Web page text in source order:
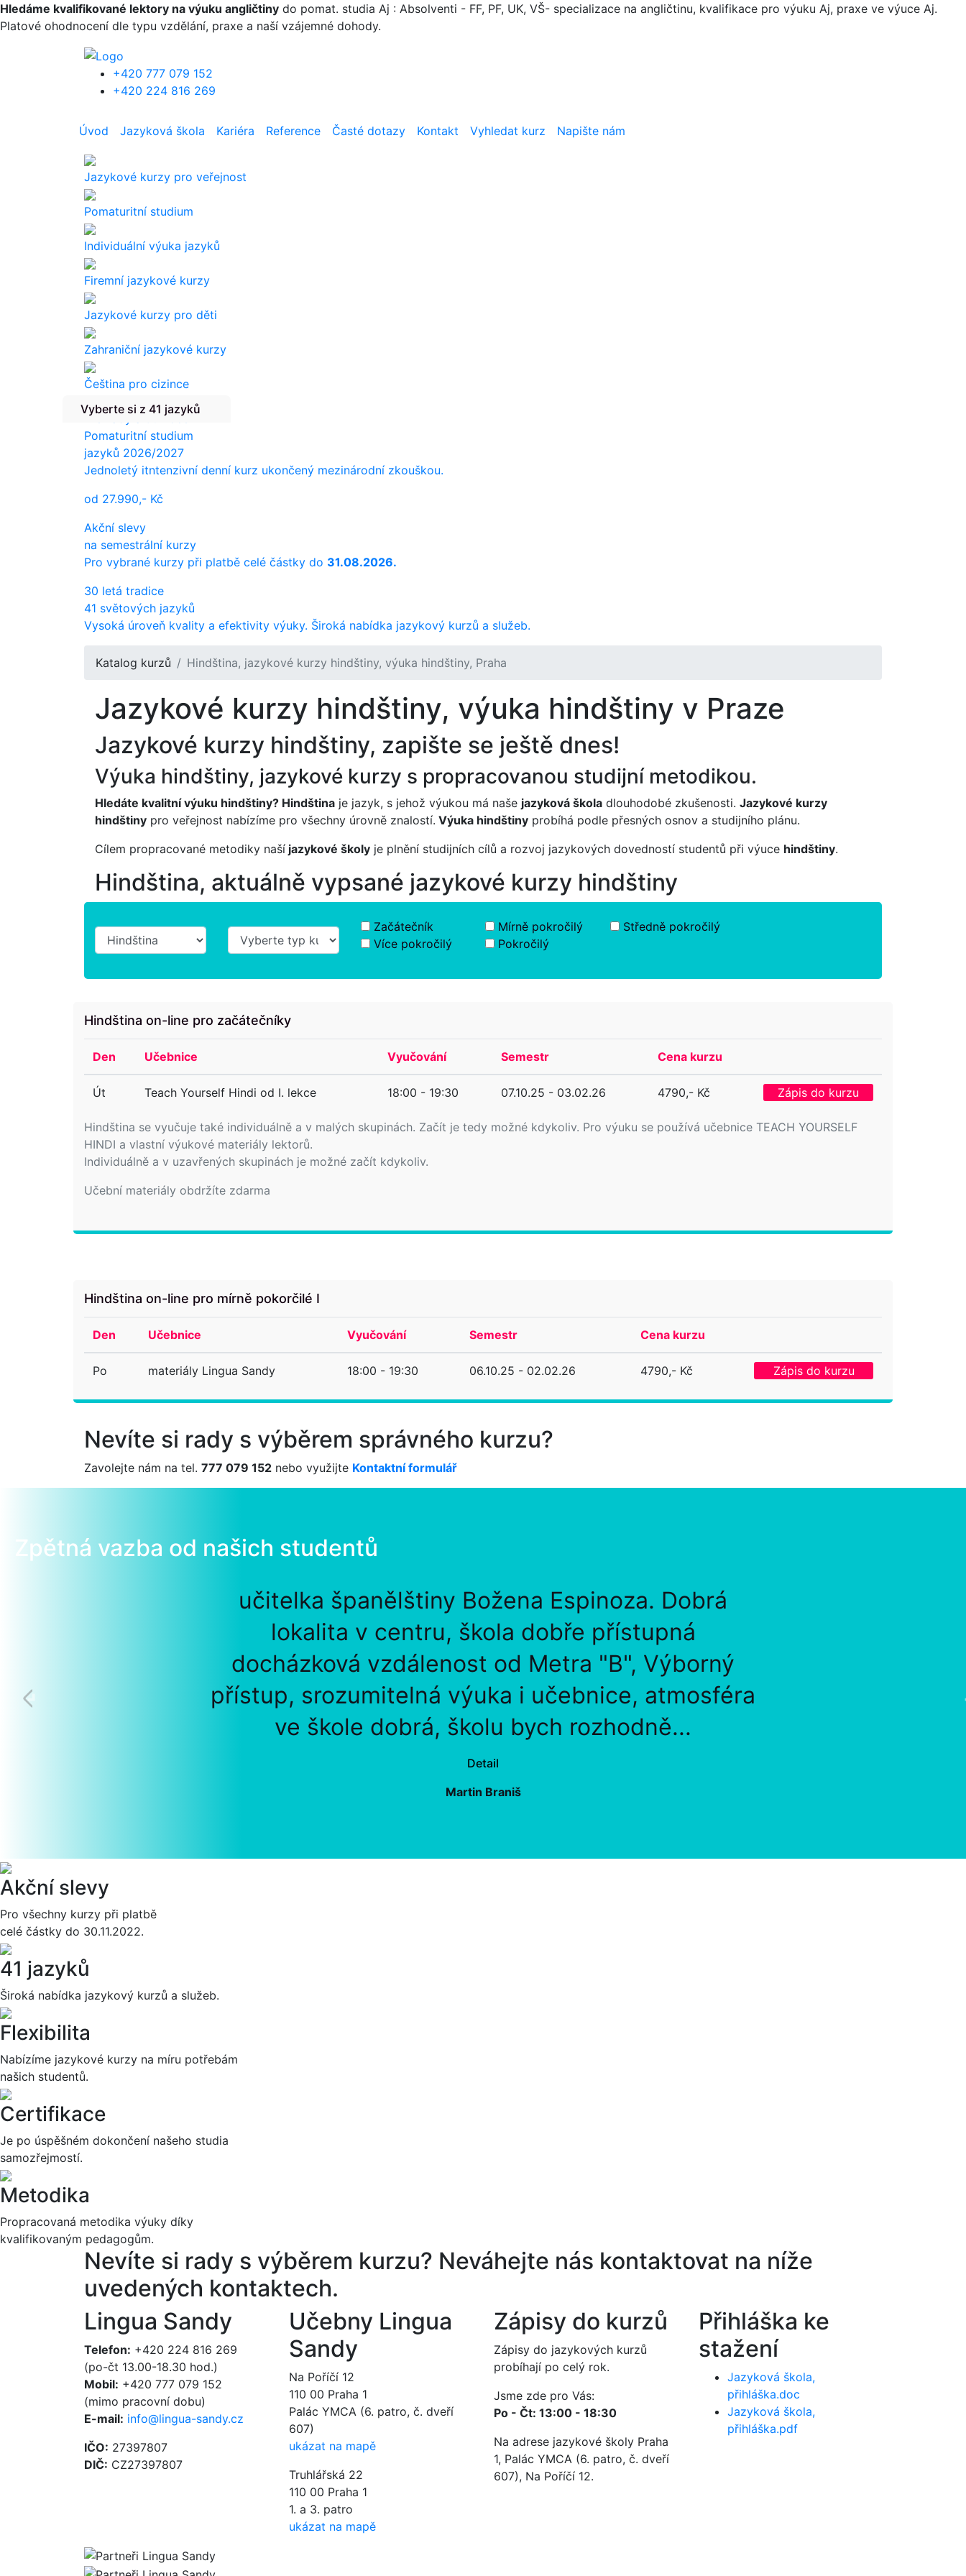
Přejít k hlavnímu obsahu
Hledáme kvalifikované lektory na výuku angličtiny do pomat. studia Aj : Absolventi - FF, PF, UK, VŠ- specializace na angličtinu, kvalifikace pro výuku Aj, praxe ve výuce Aj.
Platové ohodnocení dle typu vzdělání, praxe a naší vzájemné dohody.
+420 777 079 152
+420 224 816 269
Úvod Jazyková škola Kariéra Reference Časté dotazy Kontakt Vyhledat kurz Napište nám
Jazykové kurzy pro veřejnost
Pomaturitní studium
Individuální výuka jazyků
Firemní jazykové kurzy
Jazykové kurzy pro děti
Zahraniční jazykové kurzy
Čeština pro cizince
Překlady a tlumočení
Vyberte si z 41 jazyků
Pomaturitní studium
jazyků 2026/2027
Jednoletý itntenzivní denní kurz ukončený mezinárodní zkouškou.
od 27.990,- Kč
Akční slevy
na semestrální kurzy
Pro vybrané kurzy při platbě celé částky do 31.08.2026.
30 letá tradice
41 světových jazyků
Vysoká úroveň kvality a efektivity výuky. Široká nabídka jazykový kurzů a služeb.
Katalog kurzů Hindština, jazykové kurzy hindštiny, výuka hindštiny, Praha
Jazykové kurzy hindštiny, výuka hindštiny v Praze
Jazykové kurzy hindštiny, zapište se ještě dnes!
Výuka hindštiny, jazykové kurzy s propracovanou studijní metodikou.
Hledáte kvalitní výuku hindštiny? Hindština je jazyk, s jehož výukou má naše jazyková škola dlouhodobé zkušenosti. Jazykové kurzy
hindštiny pro veřejnost nabízíme pro všechny úrovně znalostí. Výuka hindštiny probíhá podle přesných osnov a studijního plánu.
Cílem propracované metodiky naší jazykové školy je plnění studijních cílů a rozvoj jazykových dovedností studentů při výuce hindštiny.
Hindština, aktuálně vypsané jazykové kurzy hindštiny
Začátečník Mírně pokročilý
Středně pokročilý
Více pokročilý
Pokročilý
Hindština on-line pro začátečníky
Hindština se vyučuje také individuálně a v malých skupinách. Začít je tedy možné kdykoliv. Pro výuku se používá učebnice TEACH YOURSELF
HINDI a vlastní výukové materiály lektorů.
Individuálně a v uzavřených skupinách je možné začít kdykoliv.
Učební materiály obdržíte zdarma
Den Učebnice Vyučování Semestr Cena kurzu
Út Teach Yourself Hindi od I. lekce 18:00 - 19:30 07.10.25 - 03.02.26 4790,- Kč Zápis do kurzu
Hindština on-line pro mírně pokorčilé I
Den Učebnice Vyučování Semestr Cena kurzu
Po materiály Lingua Sandy 18:00 - 19:30 06.10.25 - 02.02.26 4790,- Kč Zápis do kurzu
Nevíte si rady s výběrem správného kurzu?
Zavolejte nám na tel. 777 079 152 nebo využijte Kontaktní formulář
Zpětná vazba od našich studentů
učitelka španělštiny Božena Espinoza. Dobrá
lokalita v centru, škola dobře přístupná
docházková vzdálenost od Metra "B", Výborný
přístup, srozumitelná výuka i učebnice, atmosféra
ve škole dobrá, školu bych rozhodně...
Detail
Martin Braniš
Akční slevy
Pro všechny kurzy při platbě
celé částky do 30.11.2022.
41 jazyků
Široká nabídka jazykový kurzů a služeb.
Flexibilita
Nabízíme jazykové kurzy na míru potřebám
našich studentů.
Certifikace
Je po úspěšném dokončení našeho studia
samozřejmostí.
Metodika
Propracovaná metodika výuky díky
kvalifikovaným pedagogům.
Nevíte si rady s výběrem kurzu? Neváhejte nás kontaktovat na níže
uvedených kontaktech.
Lingua Sandy
Telefon: +420 224 816 269
(po-čt 13.00-18.30 hod.)
Mobil: +420 777 079 152
(mimo pracovní dobu)
E-mail: info@lingua-sandy.cz
IČO: 27397807
DIČ: CZ27397807
Učebny Lingua
Sandy
Na Poříčí 12
110 00 Praha 1
Palác YMCA (6. patro, č. dveří
607)
ukázat na mapě
Truhlářská 22
110 00 Praha 1
1. a 3. patro
ukázat na mapě
Zápisy do kurzů
Zápisy do jazykových kurzů
probíhají po celý rok.
Jsme zde pro Vás:
Po - Čt: 13:00 - 18:30
Na adrese jazykové školy Praha
1, Palác YMCA (6. patro, č. dveří
607), Na Poříčí 12.
Přihláška ke
stažení
Jazyková škola,
přihláška.doc
Jazyková škola,
přihláška.pdf